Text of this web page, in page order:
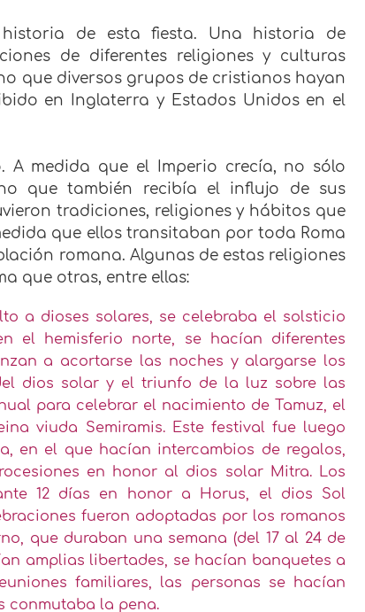
de esta fiesta. Una historia de
de diferentes religiones y culturas
que diversos grupos de cristianos hayan
en Inglaterra y Estados Unidos en el
A medida que el Imperio crecía, no sólo
que también recibía el influjo de sus
tradiciones, religiones y hábitos que
que ellos transitaban por toda Roma
romana. Algunas de estas religiones
que otras, entre ellas:
a dioses solares, se celebraba el solsticio
el hemisferio norte, se hacían diferentes
a acortarse las noches y alargarse los
dios solar y el triunfo de la luz sobre las
para celebrar el nacimiento de Tamuz, el
viuda Semiramis. Este festival fue luego
en el que hacían intercambios de regalos,
en honor al dios solar Mitra. Los
12 días en honor a Horus, el dios Sol
fueron adoptadas por los romanos
que duraban una semana (del 17 al 24 de
amplias libertades, se hacían banquetes a
familiares, las personas se hacían
conmutaba la pena.